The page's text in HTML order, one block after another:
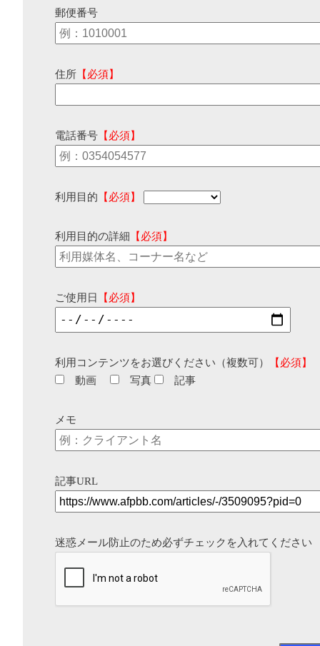
郵便番号
住所 【必須】
電話番号 【必須】
利用目的 【必須】
利用目的の詳細 【必須】
ご使用日 【必須】
利用コンテンツをお選びください（複数可）
【必須】
動画
写真 記事
メモ
記事URL
迷惑メール防止のため必ずチェックを入れてください